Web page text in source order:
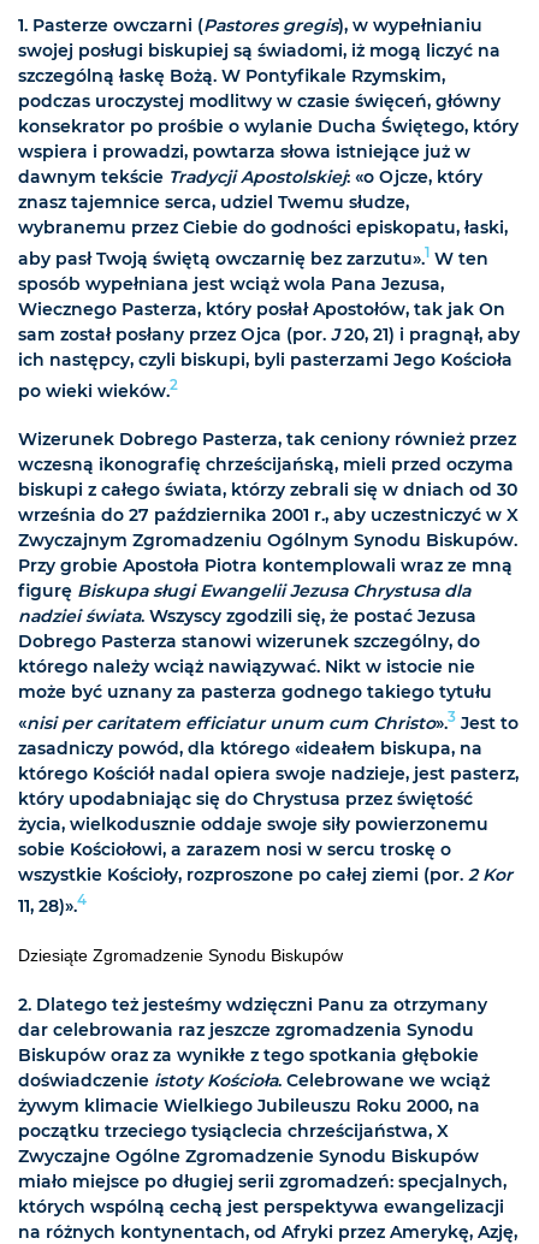
1. Pasterze owczarni (Pastores gregis), w wypełnianiu
swojej posługi biskupiej są świadomi, iż mogą liczyć na
szczególną łaskę Bożą. W Pontyfikale Rzymskim,
podczas uroczystej modlitwy w czasie święceń, główny
konsekrator po prośbie o wylanie Ducha Świętego, który
wspiera i prowadzi, powtarza słowa istniejące już w
dawnym tekście Tradycji Apostolskiej: «o Ojcze, który
znasz tajemnice serca, udziel Twemu słudze,
wybranemu przez Ciebie do godności episkopatu, łaski,
aby pasł Twoją świętą owczarnię bez zarzutu».1 W ten
sposób wypełniana jest wciąż wola Pana Jezusa,
Wiecznego Pasterza, który posłał Apostołów, tak jak On
sam został posłany przez Ojca (por. J20, 21) i pragnął, aby
ich następcy, czyli biskupi, byli pasterzami Jego Kościoła
po wieki wieków.2
Wizerunek Dobrego Pasterza, tak ceniony również przez
wczesną ikonografię chrześcijańską, mieli przed oczyma
biskupi z całego świata, którzy zebrali się w dniach od 30
września do 27 października 2001 r., aby uczestniczyć w X
Zwyczajnym Zgromadzeniu Ogólnym Synodu Biskupów.
Przy grobie Apostoła Piotra kontemplowali wraz ze mną
figurę Biskupa sługi Ewangelii Jezusa Chrystusa dla
nadziei świata. Wszyscy zgodzili się, że postać Jezusa
Dobrego Pasterza stanowi wizerunek szczególny, do
którego należy wciąż nawiązywać. Nikt w istocie nie
może być uznany za pasterza godnego takiego tytułu
«nisi per caritatem efficiatur unum cum Christo».3 Jest to
zasadniczy powód, dla którego «ideałem biskupa, na
którego Kościół nadal opiera swoje nadzieje, jest pasterz,
który upodabniając się do Chrystusa przez świętość
życia, wielkodusznie oddaje swoje siły powierzonemu
sobie Kościołowi, a zarazem nosi w sercu troskę o
wszystkie Kościoły, rozproszone po całej ziemi (por. 2 Kor
11, 28)».4
Dziesiąte Zgromadzenie Synodu Biskupów
2. Dlatego też jesteśmy wdzięczni Panu za otrzymany
dar celebrowania raz jeszcze zgromadzenia Synodu
Biskupów oraz za wynikłe z tego spotkania głębokie
doświadczenie istoty Kościoła. Celebrowane we wciąż
żywym klimacie Wielkiego Jubileuszu Roku 2000, na
początku trzeciego tysiąclecia chrześcijaństwa, X
Zwyczajne Ogólne Zgromadzenie Synodu Biskupów
miało miejsce po długiej serii zgromadzeń: specjalnych,
których wspólną cechą jest perspektywa ewangelizacji
na różnych kontynentach, od Afryki przez Amerykę, Azję,